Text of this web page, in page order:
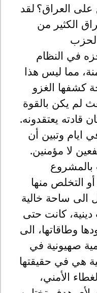
العراق؟ لقد
الكثير من
في النظام
مما ليس هذا
كشفها الغزو
لم يكن بالقوة
قادته يعتقدونه.
ايام وتبين أن
لا مؤمنين.
بالمشروع
التخلص منها
الى ساحة خالية
كانت حتى
وطاقاتها، الى
صهيونية في
هي في حقيقتها
الأمني،